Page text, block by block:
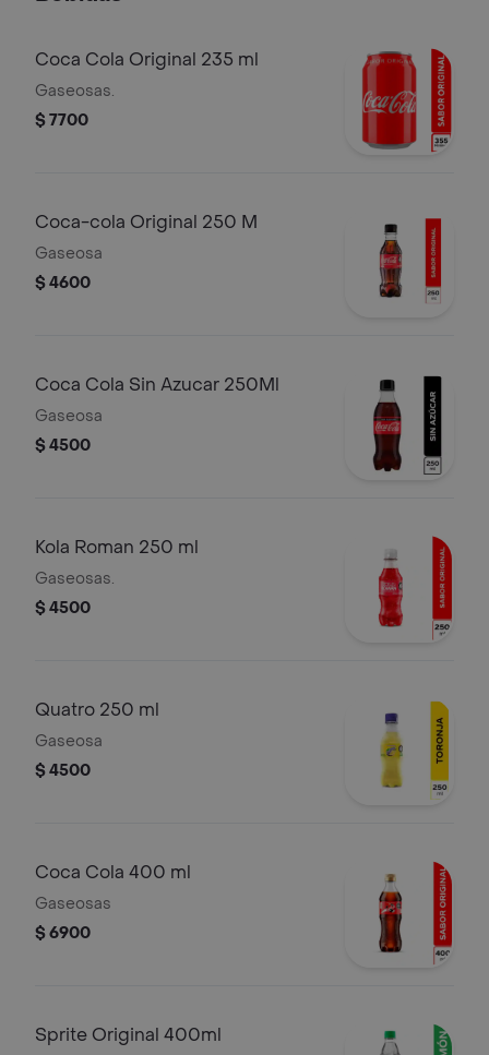
Coca Cola Original 235 ml
Gaseosas.
$ 7700
Coca-cola Original 250 M
Gaseosa
$ 4600
Coca Cola Sin Azucar 250Ml
Gaseosa
$ 4500
Kola Roman 250 ml
Gaseosas.
$ 4500
Quatro 250 ml
Gaseosa
$ 4500
Coca Cola 400 ml
Gaseosas
$ 6900
Sprite Original 400ml